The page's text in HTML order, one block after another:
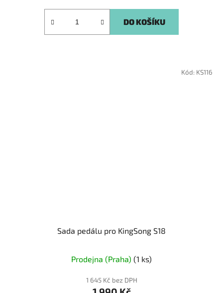
DO KOŠÍKU
Sada pedálu pro KingSong S18
Prodejna (Praha) (1 ks)
1 645 Kč bez DPH
Kód: KS116